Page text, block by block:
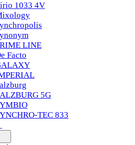
1033 4V
LINE
Facto
5G
TEC 833